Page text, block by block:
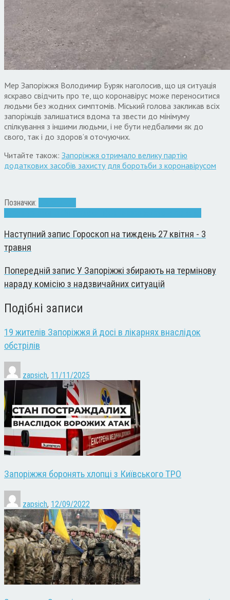
Мер Запоріжжя Володимир Буряк наголосив, що ця ситуація
яскраво свідчить про те, що коронавірус може переноситися
людьми без жодних симптомів. Міський голова закликав всіх
запоріжців залишатися вдома та звести до мінімуму
спілкування з іншими людьми, і не бути недбалими як до
свого, так і до здоров’я оточуючих.
Читайте також: Запоріжжя отримало велику партію
додаткових засобів захисту для боротьби з коронавірусом
Позначки:
Наступний запис Гороскоп на тиждень 27 квітня - 3
травня
Попередній запис У Запоріжжі збирають на термінову
нараду комісію з надзвичайних ситуацій
Подібні записи
19 жителів Запоріжжя й досі в лікарнях внаслідок
обстрілів
zapsich, 11/11/2025
Запоріжжя боронять хлопці з Київського ТРО
zapsich, 12/09/2022